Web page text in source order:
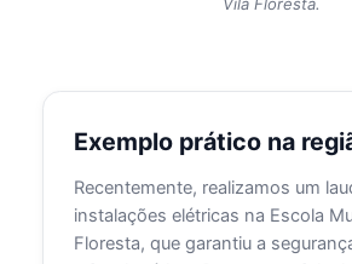
Exemplo prático na
Recentemente, realizamos um
instalações elétricas na Escola
Floresta, que garantiu a